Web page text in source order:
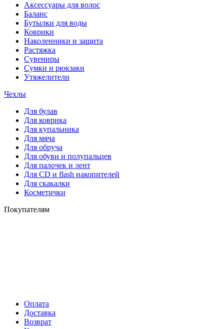
Аксессуары для волос
Баланс
Бутылки для воды
Коврики
Наколенники и защита
Растяжка
Сувениры
Сумки и рюкзаки
Утяжелители
Чехлы
Для булав
Для коврика
Для купальника
Для мяча
Для обруча
Для обуви и полупальцев
Для палочек и лент
Для СD и flash накопителей
Для скакалки
Косметички
Покупателям
Оплата
Доставка
Возврат